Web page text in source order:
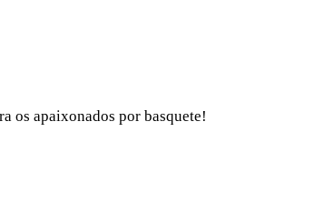
os apaixonados por basquete!